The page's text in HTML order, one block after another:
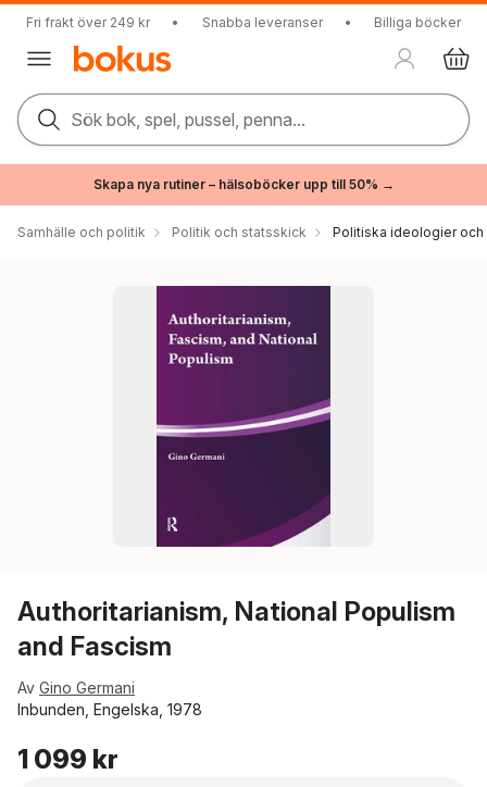
Fri frakt över 249 kr • Snabba leveranser • Billiga böcker
Sök bok, spel, pussel, penna...
Skapa nya rutiner – hälsoböcker upp till 50% →
Samhälle och politik Politik och statsskick Politiska ideologier och
Authoritarianism, National Populism
and Fascism
Av Gino Germani
Inbunden, Engelska, 1978
1 099 kr